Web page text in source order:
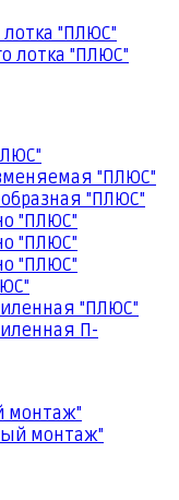
лотка "ПЛЮС"
лотка "ПЛЮС"
"ПЛЮС"
"ПЛЮС"
"ПЛЮС"
"ПЛЮС"
"ПЛЮС"
"ПЛЮС"
П-
монтаж"
монтаж"